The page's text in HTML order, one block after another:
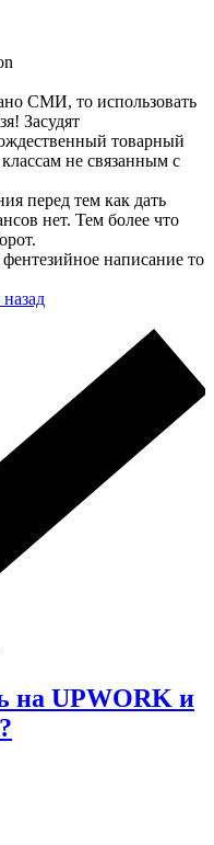
СМИ, то использовать
Засудят
товарный
не связанным с
перед тем как дать
нет. Тем более что
написание то
назад
на UPWORK и